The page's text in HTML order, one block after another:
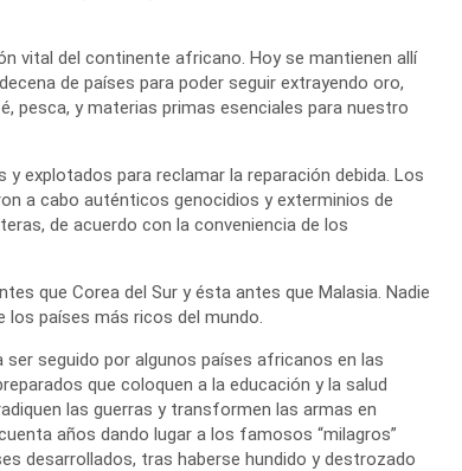
vital del continente africano. Hoy se mantienen allí
de países para poder seguir extrayendo oro,
pesca, y materias primas esenciales para nuestro
explotados para reclamar la reparación debida. Los
a cabo auténticos genocidios y exterminios de
de acuerdo con la conveniencia de los
que Corea del Sur y ésta antes que Malasia. Nadie
los países más ricos del mundo.
seguido por algunos países africanos en las
que coloquen a la educación y la salud
las guerras y transformen las armas en
años dando lugar a los famosos “milagros”
desarrollados, tras haberse hundido y destrozado